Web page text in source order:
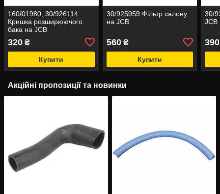
160/01980, 30/926114
Кришка розширюючого
бака на JCB
320 ₴
Купити
30/925959 Фільтр салону
на JCB
560₴
Купити
30/
JCB
390
Акційні пропозиції та новинки